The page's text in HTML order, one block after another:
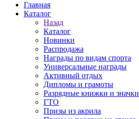
Главная
Каталог
Назад
Каталог
Новинки
Распродажа
Награды по видам спорта
Универсальные награды
Активный отдых
Дипломы и грамоты
Разрядные книжки и значки
ГТО
Призы из акрила